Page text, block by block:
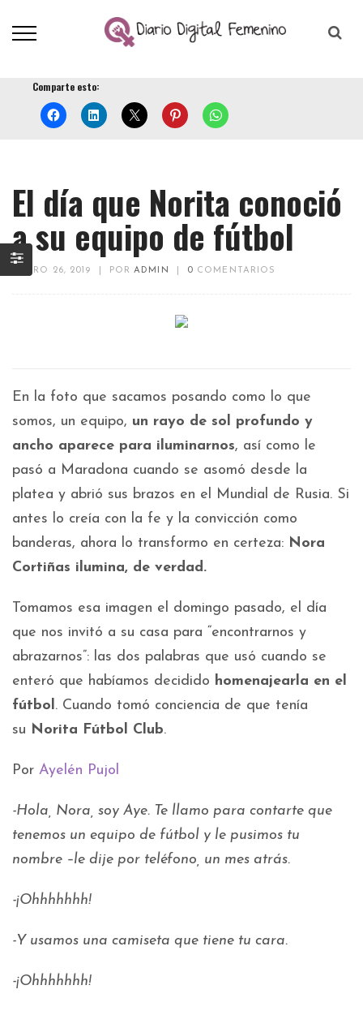
Comparte esto:
El día que Norita conoció
a su equipo de fútbol
ENERO 26, 2019 PORADMIN 0 COMENTARIOS
En la foto que sacamos posando como lo que
somos, un equipo, un rayo de sol profundo y
ancho aparece para iluminarnos, así como le
pasó a Maradona cuando se asomó desde la
platea y abrió sus brazos en el Mundial de Rusia. Si
antes lo creía con la fe y la convicción como
banderas, ahora lo transformo en certeza: Nora
Cortiñas ilumina, de verdad.
Tomamos esa imagen el domingo pasado, el día
que nos invitó a su casa para “encontrarnos y
abrazarnos”: las dos palabras que usó cuando se
enteró que habíamos decidido homenajearla en el
fútbol. Cuando tomó conciencia de que tenía
su Norita Fútbol Club.
Por Ayelén Pujol
-Hola, Nora, soy Aye. Te llamo para contarte que
tenemos un equipo de fútbol y le pusimos tu
nombre –le dije por teléfono, un mes atrás.
-¡Ohhhhhhh!
-Y usamos una camiseta que tiene tu cara.
-¡Ohhhhhhh!